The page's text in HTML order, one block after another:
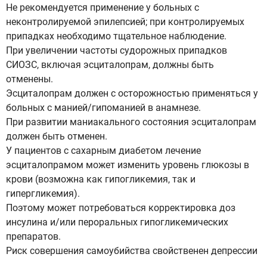
Не рекомендуется применение у больных с
неконтролируемой эпилепсией; при контролируемых
припадках необходимо тщательное наблюдение.
При увеличении частоты судорожных припадков
СИОЗС, включая эсциталопрам, должны быть
отменены.
Эсциталопрам должен с осторожностью применяться у
больных с манией/гипоманией в анамнезе.
При развитии маниакального состояния эсциталопрам
должен быть отменен.
У пациентов с сахарным диабетом лечение
эсциталопрамом может изменить уровень глюкозы в
крови (возможна как гипогликемия, так и
гипергликемия).
Поэтому может потребоваться корректировка доз
инсулина и/или пероральных гипогликемических
препаратов.
Риск совершения самоубийства свойственен депрессии